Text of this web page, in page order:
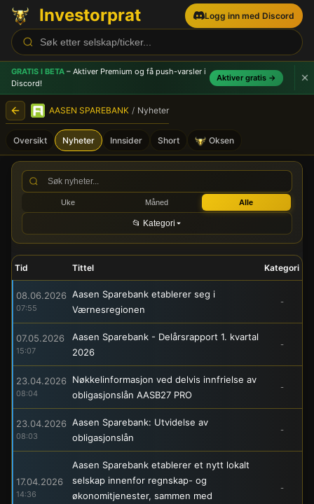
Investorprat Logg inn med Discord
GRATIS I BETA – Aktiver Premium og få push-varsler i
Discord!
Aktiver gratis →
AASEN SPAREBANK / Nyheter
Oversikt Nyheter Innsider Short Oksen
AASEN SPAREBANK
Uke Måned Alle
📂 Kategori
Tid Tittel Kategori
08.06.2026
07:55
Aasen Sparebank etablerer seg i
Værnesregionen
-
07.05.2026
15:07
Aasen Sparebank - Delårsrapport 1. kvartal
2026
-
23.04.2026
08:04
Nøkkelinformasjon ved delvis innfrielse av
obligasjonslån AASB27 PRO
-
23.04.2026
08:03
Aasen Sparebank: Utvidelse av
obligasjonslån
-
17.04.2026
14:36
Aasen Sparebank etablerer et nytt lokalt
selskap innenfor regnskap- og
økonomitjenester, sammen med
-